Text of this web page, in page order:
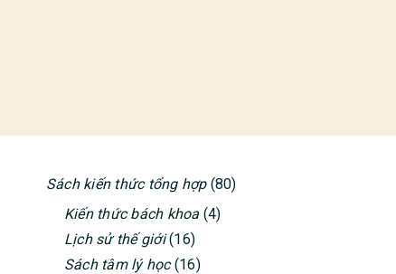
PRIMARY
SIDEBAR
Sách kiến thức tổng hợp(80)
Kiến thức bách khoa (4)
Lịch sử thế giới(16)
Sách tâm lý học(16)